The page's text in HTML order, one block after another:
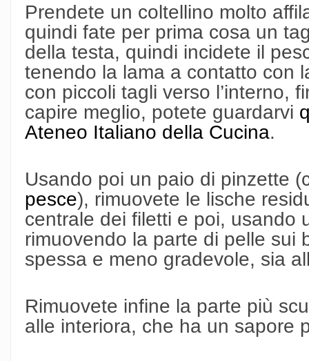
Prendete un coltellino molto
quindi fate per prima cosa un
della testa, quindi incidete il
tenendo la lama a contatto con
con piccoli tagli verso l’interno,
capire meglio, potete guardarvi
Ateneo Italiano della Cucina.
Usando poi un paio di pinzette
pesce), rimuovete le lische
centrale dei filetti e poi, usando
rimuovendo la parte di pelle sui
spessa e meno gradevole, sia
Rimuovete infine la parte più
alle interiora, che ha un sapore